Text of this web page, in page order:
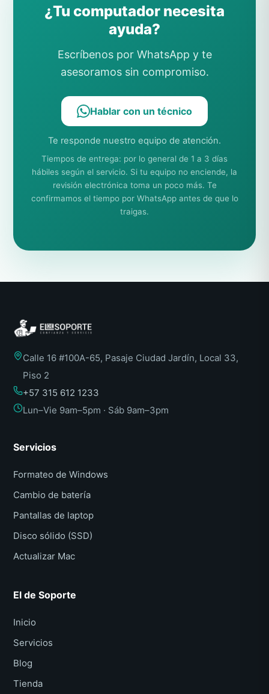
¿Tu computador necesita
ayuda?
Escríbenos por WhatsApp y te
asesoramos sin compromiso.
Hablar con un técnico
Te responde nuestro equipo de atención.
Tiempos de entrega: por lo general de 1 a 3 días
hábiles según el servicio. Si tu equipo no enciende, la
revisión electrónica toma un poco más. Te
confirmamos el tiempo por WhatsApp antes de que lo
traigas.
Calle 16 #100A-65, Pasaje Ciudad Jardín, Local 33,
Piso 2
+57 315 612 1233
Lun–Vie 9am–5pm · Sáb 9am–3pm
Servicios
Formateo de Windows
Cambio de batería
Pantallas de laptop
Disco sólido (SSD)
Actualizar Mac
El de Soporte
Inicio
Servicios
Blog
Tienda